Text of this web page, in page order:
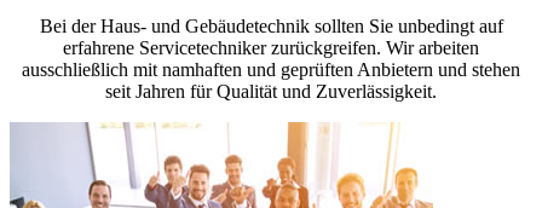
Bei der Haus- und Gebäudetechnik sollten Sie unbedingt auf
erfahrene Servicetechniker zurückgreifen. Wir arbeiten
ausschließlich mit namhaften und geprüften Anbietern und stehen
seit Jahren für Qualität und Zuverlässigkeit.